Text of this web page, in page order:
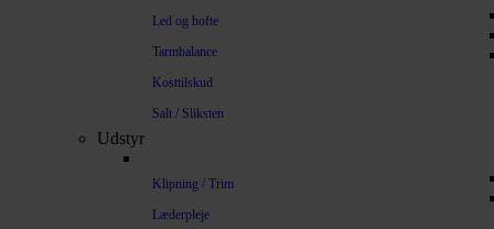
Led og hofte
Tarmbalance
Kosttilskud
Salt / Sliksten
Udstyr
Klipning / Trim
Læderpleje